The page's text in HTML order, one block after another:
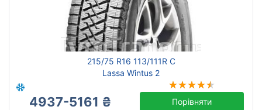
215/75 R16 113/111R C
Lassa Wintus 2
4937-5161 ₴ Порівняти